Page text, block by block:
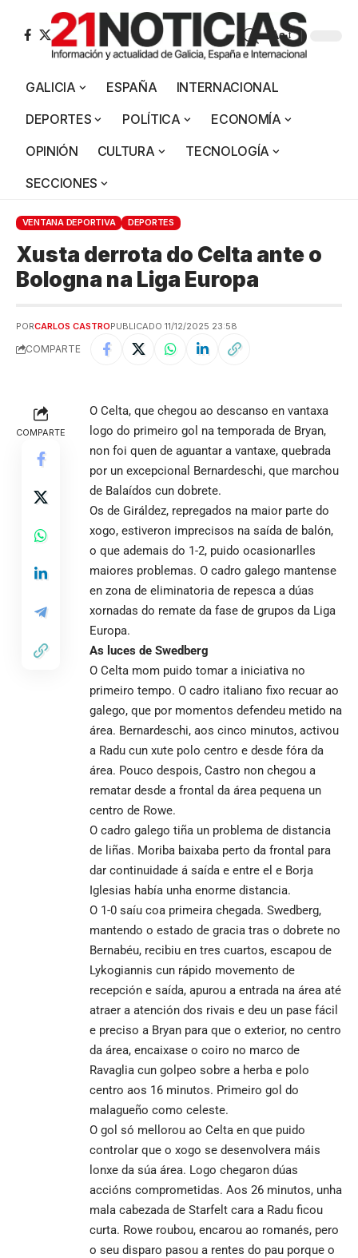
Aa
GALICIA ESPAÑA
INTERNACIONAL
DEPORTES
POLÍTICA
ECONOMÍA
OPINIÓN
CULTURA
TECNOLOGÍA
SECCIONES
VENTANA DEPORTIVA DEPORTES
Xusta derrota do Celta ante o
Bologna na Liga Europa
PORCARLOS CASTROPUBLICADO 11/12/2025 23:58
COMPARTE
COMPARTE
O Celta, que chegou ao descanso en vantaxa
logo do primeiro gol na temporada de Bryan,
non foi quen de aguantar a vantaxe, quebrada
por un excepcional Bernardeschi, que marchou
de Balaídos cun dobrete.
Os de Giráldez, repregados na maior parte do
xogo, estiveron imprecisos na saída de balón,
o que ademais do 1-2, puido ocasionarlles
maiores problemas. O cadro galego mantense
en zona de eliminatoria de repesca a dúas
xornadas do remate da fase de grupos da Liga
Europa.
As luces de Swedberg
O Celta mom puido tomar a iniciativa no
primeiro tempo. O cadro italiano fixo recuar ao
galego, que por momentos defendeu metido na
área. Bernardeschi, aos cinco minutos, activou
a Radu cun xute polo centro e desde fóra da
área. Pouco despois, Castro non chegou a
rematar desde a frontal da área pequena un
centro de Rowe.
O cadro galego tiña un problema de distancia
de liñas. Moriba baixaba perto da frontal para
dar continuidade á saída e entre el e Borja
Iglesias había unha enorme distancia.
O 1-0 saíu coa primeira chegada. Swedberg,
mantendo o estado de gracia tras o dobrete no
Bernabéu, recibiu en tres cuartos, escapou de
Lykogiannis cun rápido movemento de
recepción e saída, apurou a entrada na área até
atraer a atención dos rivais e deu un pase fácil
e preciso a Bryan para que o exterior, no centro
da área, encaixase o coiro no marco de
Ravaglia cun golpeo sobre a herba e polo
centro aos 16 minutos. Primeiro gol do
malagueño como celeste.
O gol só mellorou ao Celta en que puido
controlar que o xogo se desenvolvera máis
lonxe da súa área. Logo chegaron dúas
accións comprometidas. Aos 26 minutos, unha
mala cabezada de Starfelt cara a Radu ficou
curta. Rowe roubou, encarou ao romanés, pero
o seu disparo pasou a rentes do pau porque o